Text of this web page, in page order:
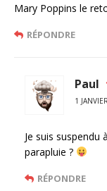
Mary Poppins le
RÉPONDRE
Paul
1
Je suis
parapluie ?
RÉPONDRE